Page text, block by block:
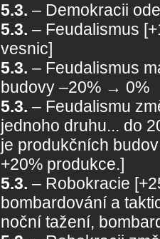
5.3. – Demokracii
5.3. – Feudalismus
vesnic]
5.3. – Feudalismus
budovy –20% → 0%
5.3. – Feudalismu
jednoho druhu... do
je produkčních
+20% produkce.]
5.3. – Robokracie
bombardování a
noční tažení,